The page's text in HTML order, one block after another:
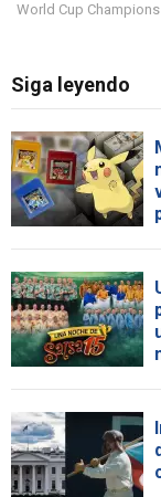
World Cup Champions
Siga leyendo